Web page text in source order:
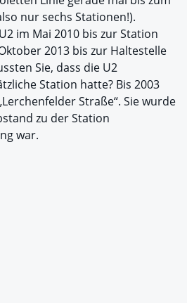
nur sechs Stationen!).
im Mai 2010 bis zur Station
2013 bis zur Haltestelle
Sie, dass die U2
Station hatte? Bis 2003
Straße“. Sie wurde
zu der Station
war.